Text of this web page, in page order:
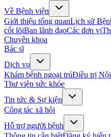
Về Bệnh viện
Giới thiệu tổng quanLịch sử
cốt lõiBan lãnh đạoCác đơn vị
Chuyên khoa
Bác sĩ
Dịch vụ
Khám bệnh ngoại trúĐiều trị
Thư viện sức khỏe
Tin tức & Sự kiện
Công tác xã hội
Hỗ trợ người bệnh